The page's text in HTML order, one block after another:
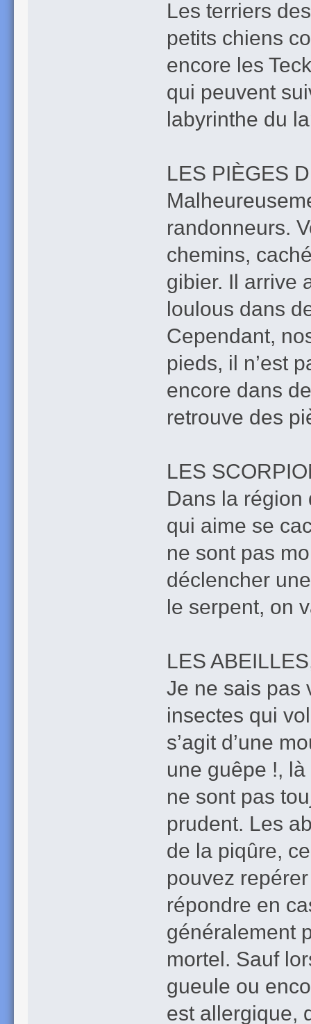
Les terriers
petits chiens
encore les
qui peuvent
labyrinthe du
LES PIÈGES
randonneurs.
chemins,
gibier. Il arrive
loulous dans
Cependant,
pieds, il n’est
encore dans
retrouve des
LES
Dans la région
qui aime se
ne sont pas
déclencher
le serpent, on
LES
Je ne sais pas
insectes qui
s’agit d’une
une guêpe !,
ne sont pas
prudent. Les
de la piqûre,
pouvez
répondre en
généralement
mortel. Sauf
gueule ou
est allergique,